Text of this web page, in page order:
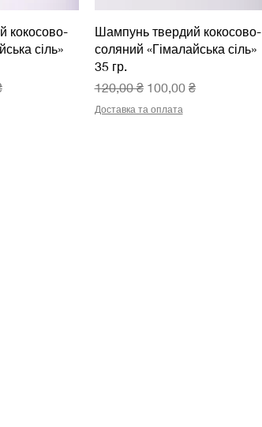
кокосово-
сіль»
Швидкий перегляд
Шампунь твердий кокосово-
соляний «Гімалайська сіль»
35 гр.
Звичайна ціна
120,00 ₴ За розпродажем
100,00 ₴
Доставка та оплата